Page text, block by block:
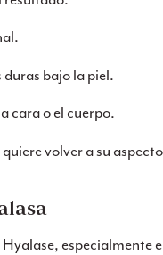
bajo la piel.
cara o el cuerpo.
volver a su
especialmente